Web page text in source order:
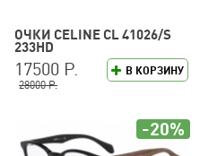
ОЧКИ CELINE CL 41026/S
233HD
В КОРЗИНУ
17500 Р.
28000 Р.
-20%